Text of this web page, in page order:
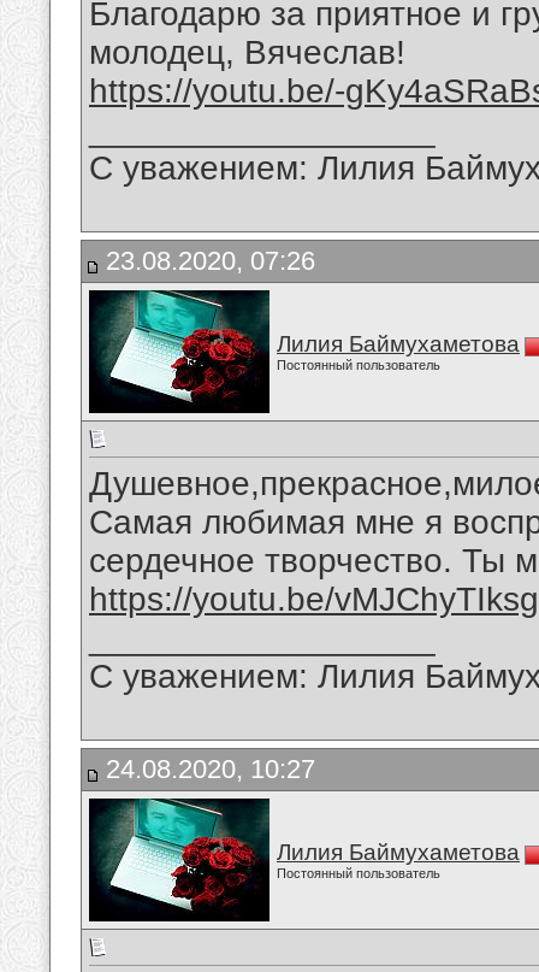
Благодарю за приятное и
молодец, Вячеслав!
https://youtu.be/-
С уважением: Лилия
23.08.2020, 07:26
Лилия Баймухаметова
Постоянный пользователь
Самая любимая мне я
сердечное творчество. Ты
https://youtu.be/vMJChyTIksg
С уважением: Лилия
24.08.2020, 10:27
Лилия Баймухаметова
Постоянный пользователь